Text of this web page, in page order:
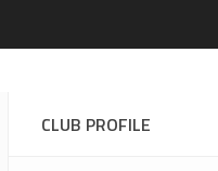
CLUB PROFILE